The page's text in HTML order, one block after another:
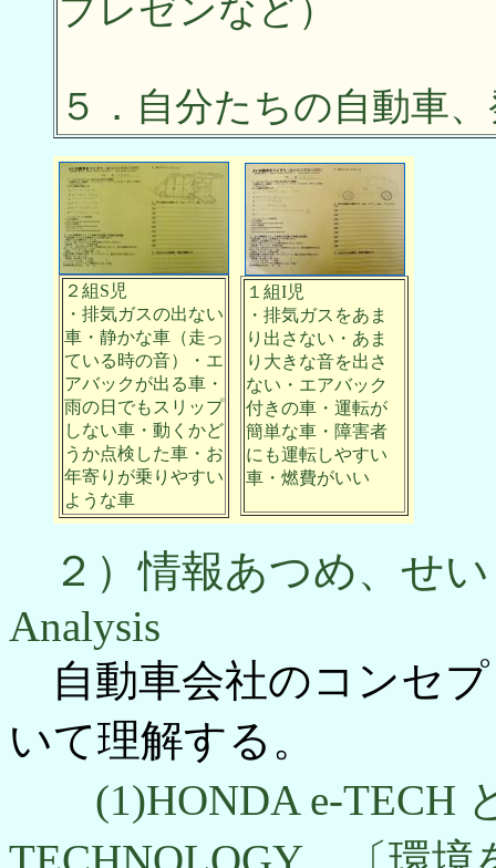
プレゼンなど）
５．自分たちの自動車
２組S児
・排気ガスの出ない
車・静かな車（走っ
ている時の音）・エ
アバックが出る車・
雨の日でもスリップ
しない車・動くかど
うか点検した車・お
年寄りが乗りやすい
ような車
１組I児
・排気ガスをあま
り出さない・あま
り大きな音を出さ
ない・エアバック
付きの車・運転が
簡単な車・障害者
にも運転しやすい
車・燃費がいい
２）情報あつめ、せ
Analysis
自動車会社のコンセ
いて理解する。
(1)HONDA e-TECH と